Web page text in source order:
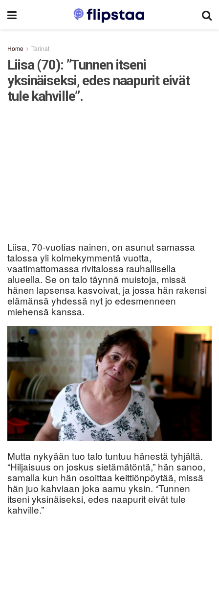
Home Tarinat
Liisa (70): ”Tunnen itseni
yksinäiseksi, edes naapurit eivät
tule kahville”.
Liisa, 70-vuotias nainen, on asunut samassa
talossa yli kolmekymmentä vuotta,
vaatimattomassa rivitalossa rauhallisella
alueella. Se on talo täynnä muistoja, missä
hänen lapsensa kasvoivat, ja jossa hän rakensi
elämänsä yhdessä nyt jo edesmenneen
miehensä kanssa.
Mutta nykyään tuo talo tuntuu hänestä tyhjältä.
“Hiljaisuus on joskus sietämätöntä,” hän sanoo,
samalla kun hän osoittaa keittiönpöytää, missä
hän juo kahviaan joka aamu yksin. “Tunnen
itseni yksinäiseksi, edes naapurit eivät tule
kahville.”